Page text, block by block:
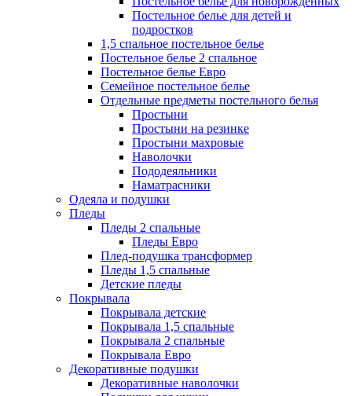
Постельное белье для детей и
подростков
1,5 спальное постельное белье
Постельное белье 2 спальное
Постельное белье Евро
Семейное постельное белье
Отдельные предметы постельного белья
Простыни
Простыни на резинке
Простыни махровые
Наволочки
Пододеяльники
Наматрасники
Одеяла и подушки
Пледы
Пледы 2 спальные
Пледы Евро
Плед-подушка трансформер
Пледы 1,5 спальные
Детские пледы
Покрывала
Покрывала детские
Покрывала 1,5 спальные
Покрывала 2 спальные
Покрывала Евро
Декоративные подушки
Декоративные наволочки